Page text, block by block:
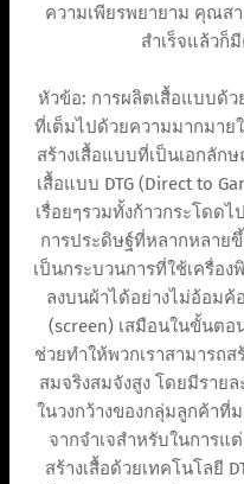
ความเพียรพยายาม คุณส
สำเร็จแล้วก็
หัวข้อ: การผลิตเสื้อแบบด้ว
ที่เต็มไปด้วยความมากมา
สร้างเสื้อแบบที่เป็นเอกลัก
เสื้อแบบ DTG (Direct to
เรื่อยๆรวมทั้งก้าวกระโดด
การประดิษฐ์ที่หลากหลาย
เป็นกระบวนการที่ใช้เครื่อ
ลงบนผ้าได้อย่างไม่อ้อม
(screen) เสมือนในขั้นต
ช่วยทำให้พวกเราสามารถ
สมจริงสมจังสูง โดยมีราย
ในวงกว้างของกลุ่มลูกค้าที่
จากจำเจสำหรับในการแ
สร้างเสื้อด้วยเทคโนโลยี